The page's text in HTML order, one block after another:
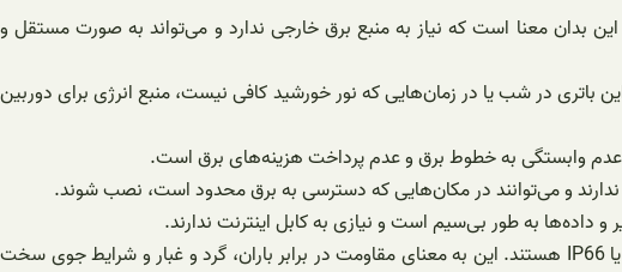
بدان معنا است که نیاز به منبع برق خارجی ندارد و می‌تواند به صورت مستقل و
باتری در شب یا در زمان‌هایی که نور خورشید کافی نیست، منبع انرژی برای دوربین
عدم وابستگی به خطوط برق و عدم پرداخت هزینه‌های برق است.
و می‌توانند در مکان‌هایی که دسترسی به برق محدود است، نصب شوند.
به طور بی‌سیم است و نیازی به کابل اینترنت ندارند.
مقاومت در برابر آب و هوا: بعضی از دوربین‌های مداربسته خورشیدی دارای استانداردهای مقاومت در برابر آب و هوا مانند IP65 یا IP66 هستند. این به معنای مقاومت در برابر باران، گرد و غبار و شرایط جوی سخت